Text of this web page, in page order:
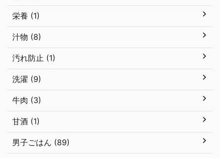
栄養 (1)
汁物 (8)
汚れ防止 (1)
洗濯 (9)
牛肉 (3)
甘酒 (1)
男子ごはん (89)